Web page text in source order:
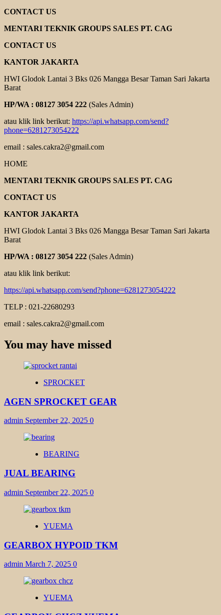
CONTACT US
MENTARI TEKNIK GROUPS SALES PT. CAG
CONTACT US
KANTOR JAKARTA
HWI Glodok Lantai 3 Bks 026 Mangga Besar Taman Sari Jakarta
Barat
HP/WA : 08127 3054 222 (Sales Admin)
atau klik link berikut: https://api.whatsapp.com/send?
phone=6281273054222
email : sales.cakra2@gmail.com
HOME
MENTARI TEKNIK GROUPS SALES PT. CAG
CONTACT US
KANTOR JAKARTA
HWI Glodok Lantai 3 Bks 026 Mangga Besar Taman Sari Jakarta
Barat
HP/WA : 08127 3054 222 (Sales Admin)
atau klik link berikut:
https://api.whatsapp.com/send?phone=6281273054222
TELP : 021-22680293
email : sales.cakra2@gmail.com
You may have missed
SPROCKET
AGEN SPROCKET GEAR
admin September 22, 2025 0
BEARING
JUAL BEARING
admin September 22, 2025 0
YUEMA
GEARBOX HYPOID TKM
admin March 7, 2025 0
YUEMA